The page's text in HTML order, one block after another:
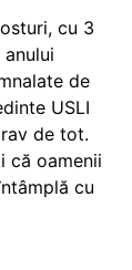
cu 3
de
USLI
de tot.
că oamenii
cu